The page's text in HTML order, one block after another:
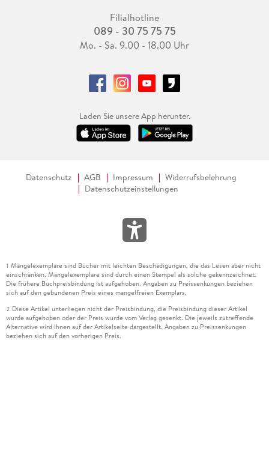
Filialhotline
089 - 30 75 75 75
Mo. - Sa. 9.00 - 18.00 Uhr
Laden Sie unsere App herunter.
Datenschutz AGB Impressum
Widerrufsbelehrung
Datenschutzeinstellungen
1 Mängelexemplare sind Bücher mit leichten Beschädigungen, die das Lesen aber nicht
einschränken. Mängelexemplare sind durch einen Stempel als solche gekennzeichnet.
Die frühere Buchpreisbindung ist aufgehoben. Angaben zu Preissenkungen beziehen
sich auf den gebundenen Preis eines mangelfreien Exemplars.
2 Diese Artikel unterliegen nicht der Preisbindung, die Preisbindung dieser Artikel
wurde aufgehoben oder der Preis wurde vom Verlag gesenkt. Die jeweils zutreffende
Alternative wird Ihnen auf der Artikelseite dargestellt. Angaben zu Preissenkungen
beziehen sich auf den vorherigen Preis.